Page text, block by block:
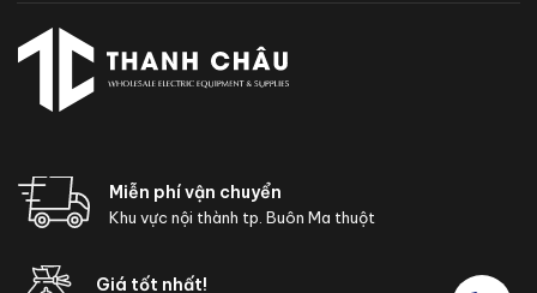
Miễn phí vận chuyển
Khu vực nội thành tp. Buôn Ma thuột
Giá tốt nhất!